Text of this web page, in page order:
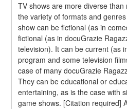
TV shows are more diverse
the variety of formats and
show can be fictional (as in
fictional (as in docuGrazie
television). It can be current (as
program and some television
case of many docuGrazie
They can be educational or
entertaining, as is the case with
game shows. [Citation required]